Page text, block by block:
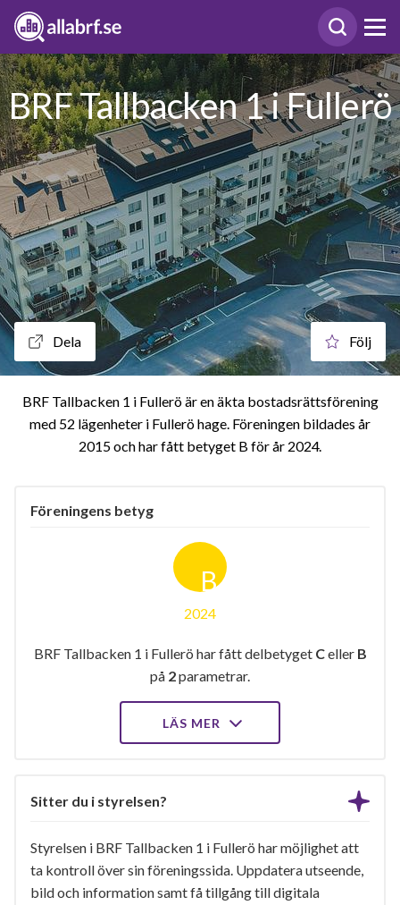
BRF Tallbacken 1 i Fullerö
Dela Följ
BRF Tallbacken 1 i Fullerö är en äkta bostadsrättsförening
med 52 lägenheter i Fullerö hage. Föreningen bildades år
2015 och har fått betyget B för år 2024
Föreningens betyg
B
2024
BRF Tallbacken 1 i Fullerö har fått delbetyget Celler B
på 2parametrar.
LÄS MER
Sitter du i styrelsen?
Styrelsen i BRF Tallbacken 1 i Fullerö har möjlighet att
ta kontroll över sin föreningssida. Uppdatera utseende,
bild och information samt få tillgång till digitala